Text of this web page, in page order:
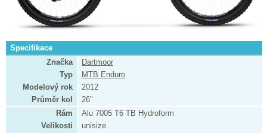
Specifikace
Značka
Dartmoor
Typ
MTB Enduro
Modelový rok
2012
Průměr kol
26"
Rám
Alu 7005 T6 TB Hydroform
Velikosti
unisize